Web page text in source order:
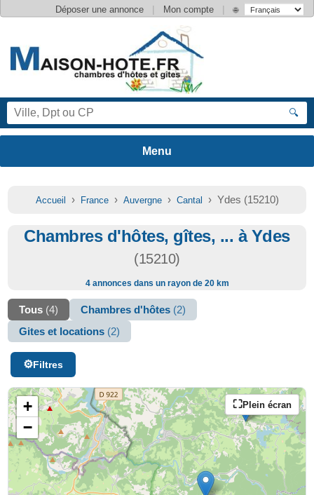
Déposer une annonce | Mon compte | 🌐
🔍
Accueil › France› Auvergne› Cantal › Ydes (15210)
Chambres d'hôtes, gîtes, ... à Ydes
(15210)
4 annonces dans un rayon de 20 km
Tous (4) Chambres d'hôtes (2)
Gites et locations (2)
Filtres
Plein écran
+
−